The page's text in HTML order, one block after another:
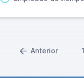
Anterior 1